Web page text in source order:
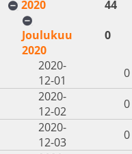
2020 44
Joulukuu
2020
0
2020-
12-01
0
2020-
12-02
0
2020-
12-03
0